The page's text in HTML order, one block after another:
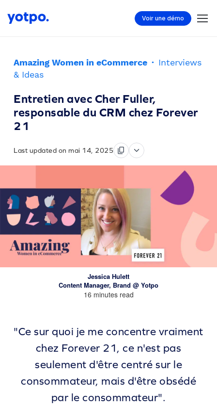
Voir une démo
Amazing Women in eCommerce · Interviews
& Ideas
Entretien avec Cher Fuller,
responsable du CRM chez Forever
21
Last updated on mai 14, 2025
Jessica Hulett
Content Manager, Brand @ Yotpo
16 minutes read
"Ce sur quoi je me concentre vraiment
chez Forever 21, ce n'est pas
seulement d'être centré sur le
consommateur, mais d'être obsédé
par le consommateur".